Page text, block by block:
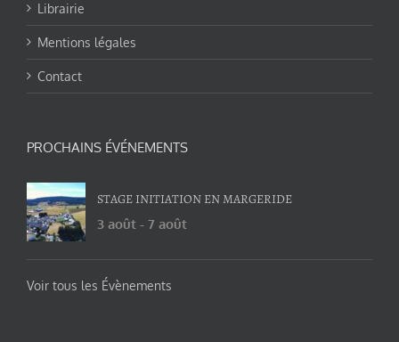
Librairie
Mentions légales
Contact
PROCHAINS ÉVÉNEMENTS
STAGE INITIATION EN MARGERIDE
3 août - 7 août
Voir tous les Évènements